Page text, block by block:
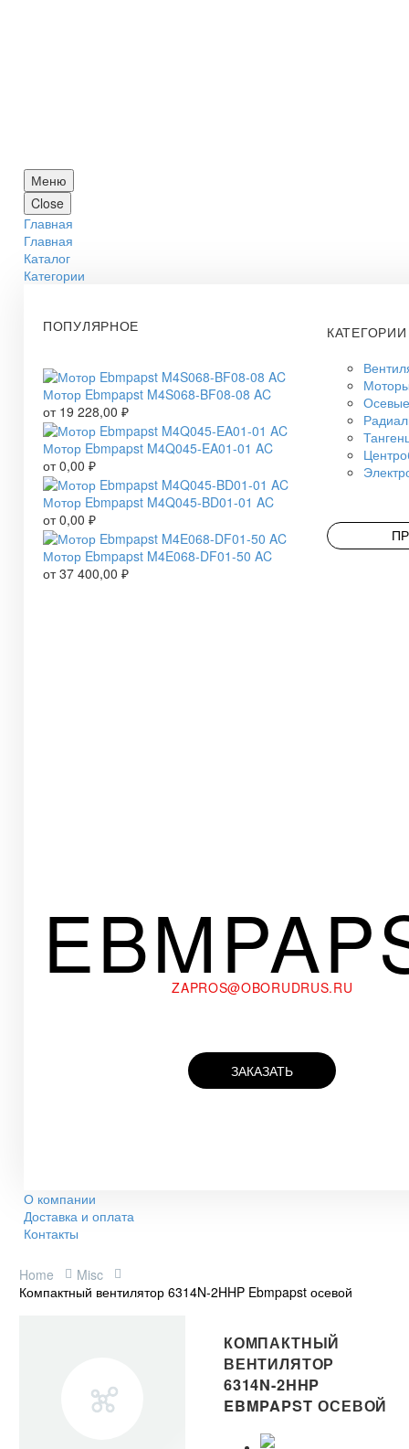
Меню
Close
Главная
Главная
Каталог
Категории
ПОПУЛЯРНОЕ
Мотор Ebmpapst M4S068-BF08-08 AC
от 19 228,00 ₽
Мотор Ebmpapst M4Q045-EA01-01 AC
от0,00 ₽
Мотор Ebmpapst M4Q045-BD01-01 AC
от0,00 ₽
Мотор Ebmpapst M4E068-DF01-50 AC
от37 400,00 ₽
КАТЕГОРИИ
ZAPROS@OBORUDRUS.RU
ЗАКАЗАТЬ
О компании
Доставка и оплата
Контакты
Home
Misc
Компактный вентилятор 6314N-2HHP Ebmpapst осевой
КОМПАКТНЫЙ
ВЕНТИЛЯТОР
6314N-2HHP
EBMPAPST ОСЕВОЙ